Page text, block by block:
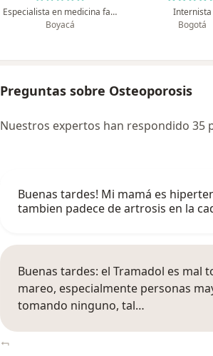
Especialista en medicina familiar
Boyacá
Internista
Bogotá
Preguntas sobre Osteoporosis
Nuestros expertos han respondido 35
Buenas tardes! Mi mamá es
tambien padece de artrosis en la
Buenas tardes: el Tramadol es mal
mareo, especialmente personas
tomando ninguno, tal…